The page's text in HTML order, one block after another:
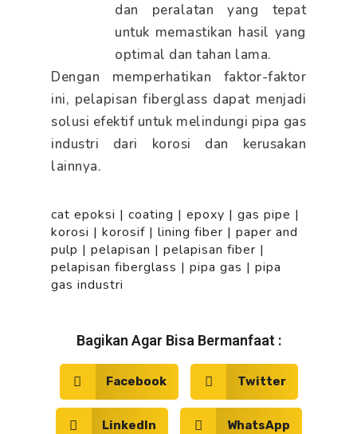
dan peralatan yang tepat
untuk memastikan hasil yang
optimal dan tahan lama.
Dengan memperhatikan faktor-faktor
ini, pelapisan fiberglass dapat menjadi
solusi efektif untuk melindungi pipa gas
industri dari korosi dan kerusakan
lainnya.
cat epoksi | coating | epoxy | gas pipe |
korosi | korosif | lining fiber | paper and
pulp | pelapisan | pelapisan fiber |
pelapisan fiberglass | pipa gas | pipa
gas industri
Bagikan Agar Bisa Bermanfaat :
Facebook Twitter
LinkedIn WhatsApp